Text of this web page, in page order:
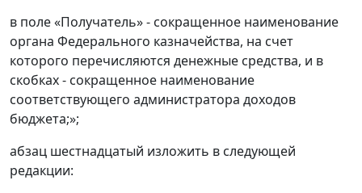
в поле «Получатель» - сокращенное наименование
органа Федерального казначейства, на счет
которого перечисляются денежные средства, и в
скобках - сокращенное наименование
соответствующего администратора доходов
бюджета;»;
абзац шестнадцатый изложить в следующей
редакции: